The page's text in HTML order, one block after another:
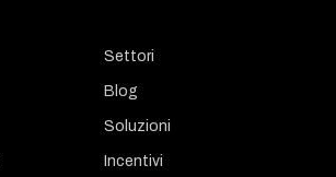
Settori
Blog
Soluzioni
Incentivi